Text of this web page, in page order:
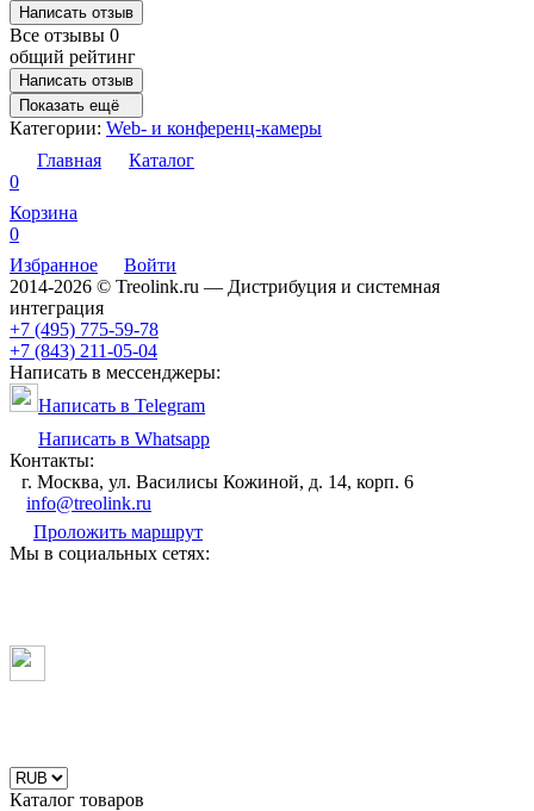
Написать отзыв
Все отзывы 0
общий рейтинг
Написать отзыв
Показать ещё
Категории: Web- и конференц-камеры
Главная
Каталог
0
Корзина
0
Избранное
Войти
2014-2026 © Treolink.ru — Дистрибуция и системная
интеграция
+7 (495) 775-59-78
+7 (843) 211-05-04
Написать в мессенджеры:
Написать в Telegram
Написать в Whatsapp
Контакты:
г. Москва, ул. Василисы Кожиной, д. 14, корп. 6
info@treolink.ru
Проложить маршрут
Мы в социальных сетях:
Каталог товаров